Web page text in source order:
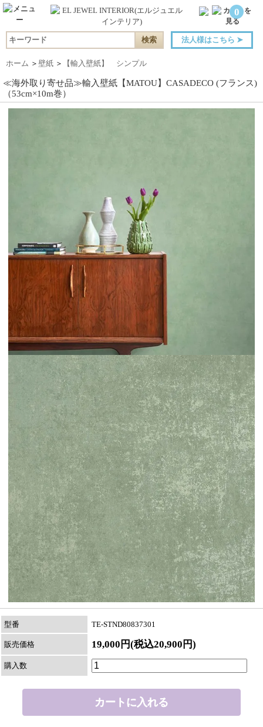
0
法人様はこちら ➤
ホーム ＞ 壁紙 ＞ 【輸入壁紙】 シンプル
≪海外取り寄せ品≫輸入壁紙【MATOU】CASADECO (フランス)
（53cm×10m巻）
型番 TE-STND80837301
販売価格 19,000円(税込20,900円)
購入数